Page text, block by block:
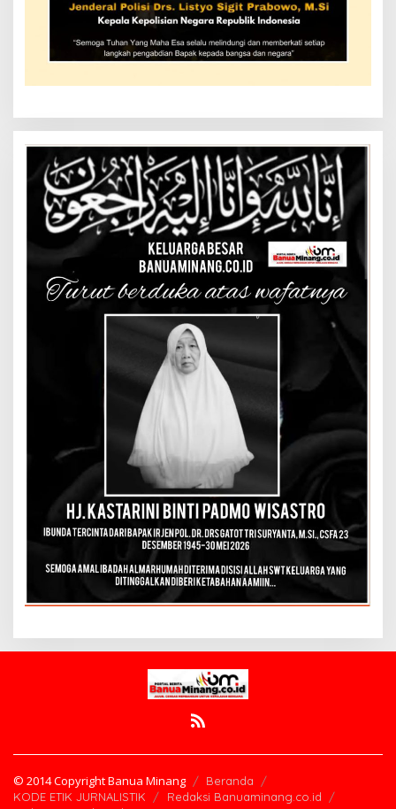
© 2014 Copyright Banua Minang
Beranda
KODE ETIK JURNALISTIK
Redaksi Banuaminang.co.id